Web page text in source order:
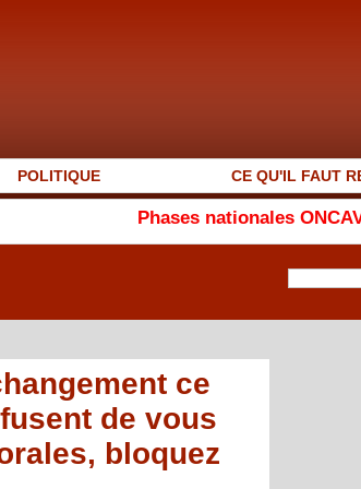
POLITIQUE CE QU'IL FAUT
Phases nationales ONCAV 2026 :
ce
de vous
bloquez